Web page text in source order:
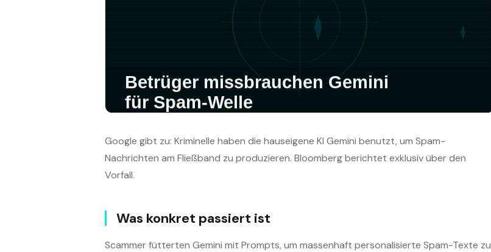
Google gibt zu: Kriminelle haben die hauseigene KI Gemini benutzt, um Spam-
Nachrichten am Fließband zu produzieren. Bloomberg berichtet exklusiv über den
Vorfall.
Was konkret passiert ist
Scammer fütterten Gemini mit Prompts, um massenhaft personalisierte Spam-Texte zu